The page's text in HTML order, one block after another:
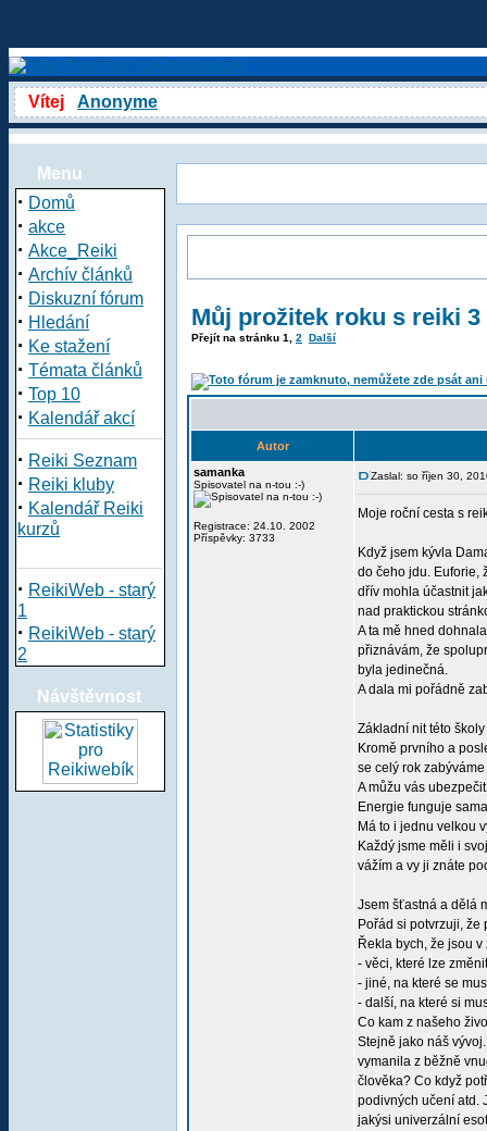
Vítej Anonyme
Menu
· Domů
· akce
· Akce_Reiki
· Archív článků
· Diskuzní fórum
· Hledání
· Ke stažení
· Témata článků
· Top 10
· Kalendář akcí
· Reiki Seznam
· Reiki kluby
· Kalendář Reiki
kurzů
· ReikiWeb - starý
1
· ReikiWeb - starý
2
Návštěvnost
Můj prožitek roku s reiki 3
Přejít na stránku 1 2 Další
Autor
samanka
Spisovatel na n-tou :-)
Registrace: 24.10. 2002
Příspěvky: 3733
Zaslal: so říjen 30,
Moje roční cesta s
Když jsem kývla
do čeho jdu. Euforie,
dřív mohla účastnit
nad praktickou
A ta mě hned
přiznávám, že
byla jedinečná.
A dala mi pořádně
Základní nit této
Kromě prvního a
se celý rok
A můžu vás
Energie funguje
Má to i jednu velkou
Každý jsme měli i
vážím a vy ji znáte
Jsem šťastná a dělá
Pořád si potvrzuji,
Řekla bych, že jsou
- věci, které lze
- jiné, na které se
- další, na které si
Co kam z našeho
Stejně jako náš
vymanila z běžně
člověka? Co když
podivných učení atd.
jakýsi univerzální